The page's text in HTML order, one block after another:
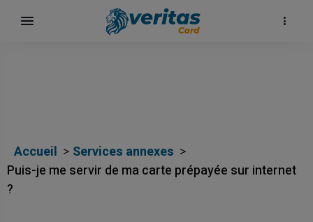
Accueil
Services annexes
Puis-je me servir de ma carte prépayée sur internet
?